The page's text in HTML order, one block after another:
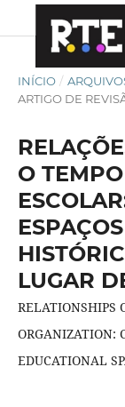
INÍCIO /
ARTIGO DE
O
LUGAR
RELATIONSHIPS
ORGANIZATION:
EDUCATIONAL